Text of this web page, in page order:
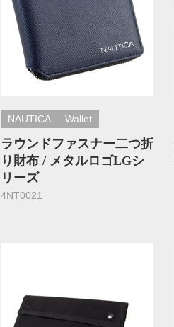
NAUTICA Wallet
ラウンドファスナー二つ折
り財布 / メタルロゴLGシ
リーズ
4NT0021